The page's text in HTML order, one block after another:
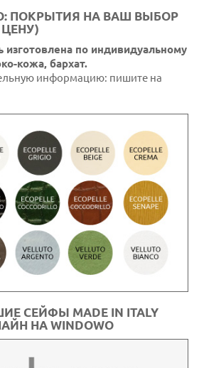
ПОКРЫТИЯ НА ВАШ ВЫБОР
по индивидуальному
кожа, бархат.
информацию: пишите на
СЕЙФЫ MADE IN ITALY
НА WINDOWO